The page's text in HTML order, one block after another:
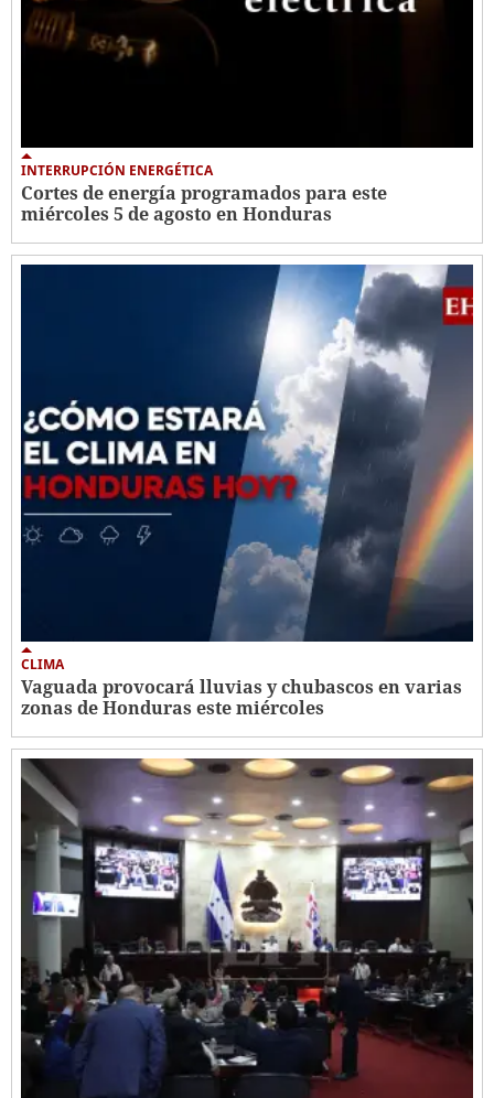
INTERRUPCIÓN ENERGÉTICA
Cortes de energía programados para este
miércoles 5 de agosto en Honduras
CLIMA
Vaguada provocará lluvias y chubascos en varias
zonas de Honduras este miércoles